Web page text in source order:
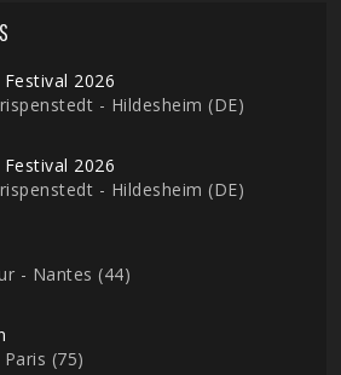
2026
- Hildesheim (DE)
2026
- Hildesheim (DE)
- Nantes (44)
(75)